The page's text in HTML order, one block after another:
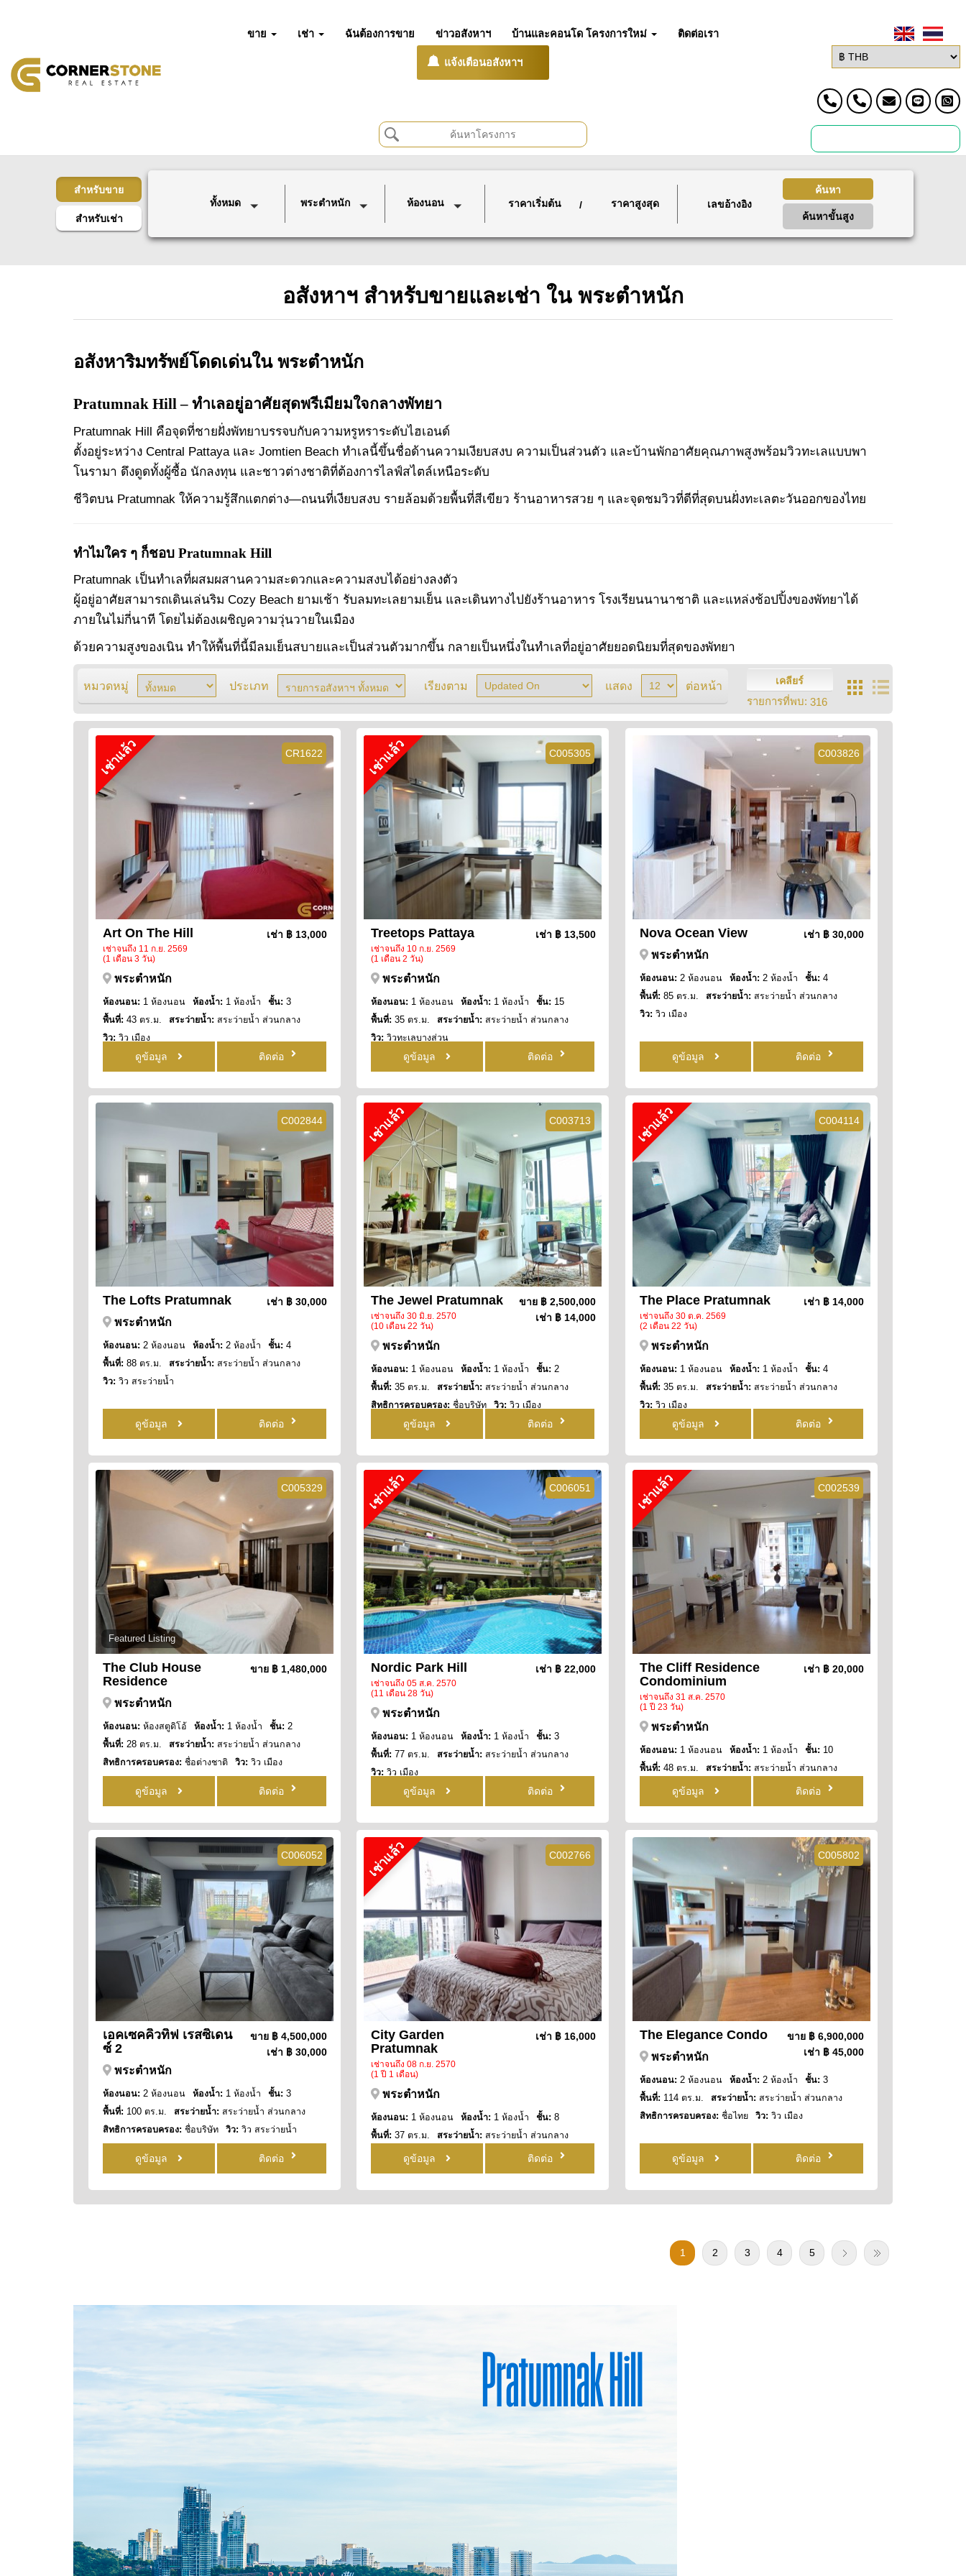
ขาย เช่า ฉันต้องการขาย ข่าวอสังหาฯ บ้านและคอนโด โครงการใหม่ ติดต่อเรา
แจ้งเตือนอสังหาฯ
สำหรับขาย
สำหรับเช่า
ทั้งหมด พระตำหนัก ห้องนอน ราคาเริ่มต้น / ราคาสูงสุด
ค้นหา
ค้นหาขั้นสูง
อสังหาฯ สำหรับขายและเช่า ใน พระตำหนัก
อสังหาริมทรัพย์โดดเด่นใน พระตำหนัก
Pratumnak Hill – ทำเลอยู่อาศัยสุดพรีเมียมใจกลางพัทยา
Pratumnak Hill คือจุดที่ชายฝั่งพัทยาบรรจบกับความหรูหราระดับไฮเอนด์
ตั้งอยู่ระหว่าง Central Pattaya และ Jomtien Beach ทำเลนี้ขึ้นชื่อด้านความเงียบสงบ ความเป็นส่วนตัว และบ้านพักอาศัยคุณภาพสูงพร้อมวิวทะเลแบบพา
โนรามา ดึงดูดทั้งผู้ซื้อ นักลงทุน และชาวต่างชาติที่ต้องการไลฟ์สไตล์เหนือระดับ
ชีวิตบน Pratumnak ให้ความรู้สึกแตกต่าง—ถนนที่เงียบสงบ รายล้อมด้วยพื้นที่สีเขียว ร้านอาหารสวย ๆ และจุดชมวิวที่ดีที่สุดบนฝั่งทะเลตะวันออกของไทย
ทำไมใคร ๆ ก็ชอบ Pratumnak Hill
Pratumnak เป็นทำเลที่ผสมผสานความสะดวกและความสงบได้อย่างลงตัว
ผู้อยู่อาศัยสามารถเดินเล่นริม Cozy Beach ยามเช้า รับลมทะเลยามเย็น และเดินทางไปยังร้านอาหาร โรงเรียนนานาชาติ และแหล่งช้อปปิ้งของพัทยาได้
ภายในไม่กี่นาที โดยไม่ต้องเผชิญความวุ่นวายในเมือง
ด้วยความสูงของเนิน ทำให้พื้นที่นี้มีลมเย็นสบายและเป็นส่วนตัวมากขึ้น กลายเป็นหนึ่งในทำเลที่อยู่อาศัยยอดนิยมที่สุดของพัทยา
หมวดหมู่ ประเภท เรียงตาม แสดง ต่อหน้า เคลียร์
รายการที่พบ: 316
CR1622
เช่าแล้ว
Art On The Hill
เช่าจนถึง 11 ก.ย. 2569
(1 เดือน 3 วัน)
เช่า ฿ 13,000
พระตำหนัก
ห้องนอน: 1 ห้องนอน ห้องน้ำ: 1 ห้องน้ำ ชั้น: 3
พื้นที่: 43 ตร.ม. สระว่ายน้ำ: สระว่ายน้ำ ส่วนกลาง
วิว: วิว เมือง
ดูข้อมูล ติดต่อ
C005305
เช่าแล้ว
Treetops Pattaya
เช่าจนถึง 10 ก.ย. 2569
(1 เดือน 2 วัน)
เช่า ฿ 13,500
พระตำหนัก
ห้องนอน: 1 ห้องนอน ห้องน้ำ: 1 ห้องน้ำ ชั้น: 15
พื้นที่: 35 ตร.ม. สระว่ายน้ำ: สระว่ายน้ำ ส่วนกลาง
วิว: วิวทะเลบางส่วน
ดูข้อมูล ติดต่อ
C003826
Nova Ocean View เช่า ฿ 30,000
พระตำหนัก
ห้องนอน: 2 ห้องนอน ห้องน้ำ: 2 ห้องน้ำ ชั้น: 4
พื้นที่: 85 ตร.ม. สระว่ายน้ำ: สระว่ายน้ำ ส่วนกลาง
วิว: วิว เมือง
ดูข้อมูล ติดต่อ
C002844
The Lofts Pratumnak เช่า ฿ 30,000
พระตำหนัก
ห้องนอน: 2 ห้องนอน ห้องน้ำ: 2 ห้องน้ำ ชั้น: 4
พื้นที่: 88 ตร.ม. สระว่ายน้ำ: สระว่ายน้ำ ส่วนกลาง
วิว: วิว สระว่ายน้ำ
ดูข้อมูล ติดต่อ
C003713
เช่าแล้ว
The Jewel Pratumnak
เช่าจนถึง 30 มิ.ย. 2570
(10 เดือน 22 วัน)
ขาย฿ 2,500,000
เช่า ฿ 14,000
พระตำหนัก
ห้องนอน: 1 ห้องนอน ห้องน้ำ: 1 ห้องน้ำ ชั้น: 2
พื้นที่: 35 ตร.ม. สระว่ายน้ำ: สระว่ายน้ำ ส่วนกลาง
สิทธิการครอบครอง: ชื่อบริษัท วิว: วิว เมือง
ดูข้อมูล ติดต่อ
C004114
เช่าแล้ว
The Place Pratumnak
เช่าจนถึง 30 ต.ค. 2569
(2 เดือน 22 วัน)
เช่า ฿ 14,000
พระตำหนัก
ห้องนอน: 1 ห้องนอน ห้องน้ำ: 1 ห้องน้ำ ชั้น: 4
พื้นที่: 35 ตร.ม. สระว่ายน้ำ: สระว่ายน้ำ ส่วนกลาง
วิว: วิว เมือง
ดูข้อมูล ติดต่อ
C005329
Featured Listing
The Club House
Residence
ขาย ฿ 1,480,000
พระตำหนัก
ห้องนอน: ห้องสตูดิโอ้ ห้องน้ำ: 1 ห้องน้ำ ชั้น: 2
พื้นที่: 28 ตร.ม. สระว่ายน้ำ: สระว่ายน้ำ ส่วนกลาง
สิทธิการครอบครอง: ชื่อต่างชาติ วิว: วิว เมือง
ดูข้อมูล ติดต่อ
C006051
เช่าแล้ว
Nordic Park Hill
เช่าจนถึง 05 ส.ค. 2570
(11 เดือน 28 วัน)
เช่า ฿ 22,000
พระตำหนัก
ห้องนอน: 1 ห้องนอน ห้องน้ำ: 1 ห้องน้ำ ชั้น: 3
พื้นที่: 77 ตร.ม. สระว่ายน้ำ: สระว่ายน้ำ ส่วนกลาง
วิว: วิว เมือง
ดูข้อมูล ติดต่อ
C002539
เช่าแล้ว
The Cliff Residence
Condominium
เช่าจนถึง 31 ส.ค. 2570
(1 ปี 23 วัน)
เช่า ฿ 20,000
พระตำหนัก
ห้องนอน: 1 ห้องนอน ห้องน้ำ: 1 ห้องน้ำ ชั้น: 10
พื้นที่: 48 ตร.ม. สระว่ายน้ำ: สระว่ายน้ำ ส่วนกลาง
วิวทะเลบางส่วน
ดูข้อมูล ติดต่อ
C006052
เอคเซคคิวทิฟ เรสซิเดน
ซ์ 2
ขาย ฿ 4,500,000
เช่า ฿ 30,000
พระตำหนัก
ห้องนอน: 2 ห้องนอน ห้องน้ำ: 1 ห้องน้ำ ชั้น: 3
พื้นที่: 100 ตร.ม. สระว่ายน้ำ: สระว่ายน้ำ ส่วนกลาง
สิทธิการครอบครอง: ชื่อบริษัท วิว: วิว สระว่ายน้ำ
ดูข้อมูล ติดต่อ
C002766
เช่าแล้ว
City Garden
Pratumnak
เช่าจนถึง 08 ก.ย. 2570
(1 ปี 1 เดือน)
เช่า ฿ 16,000
พระตำหนัก
ห้องนอน: 1 ห้องนอน ห้องน้ำ: 1 ห้องน้ำ ชั้น: 8
พื้นที่: 37 ตร.ม. สระว่ายน้ำ: สระว่ายน้ำ ส่วนกลาง
วิวทะเลบางส่วน
ดูข้อมูล ติดต่อ
C005802
The Elegance Condo ขาย ฿ 6,900,000
เช่า ฿ 45,000
พระตำหนัก
ห้องนอน: 2 ห้องนอน ห้องน้ำ: 2 ห้องน้ำ ชั้น: 3
พื้นที่: 114 ตร.ม. สระว่ายน้ำ: สระว่ายน้ำ ส่วนกลาง
สิทธิการครอบครอง: ชื่อไทย วิว: วิว เมือง
ดูข้อมูล ติดต่อ
1 2 3 4 5